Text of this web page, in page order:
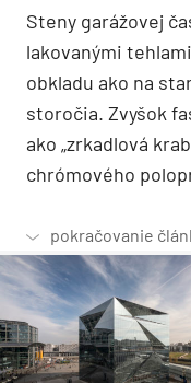
Steny garážovej
lakovanými
obkladu ako na
storočia. Zvyšok
ako „zrkadlová
chrómového